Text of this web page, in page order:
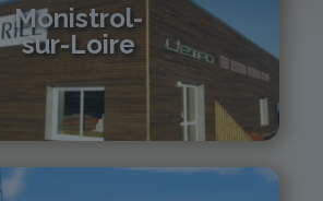
Monistrol-
sur-Loire
monistrol@gabriel-sa.fr